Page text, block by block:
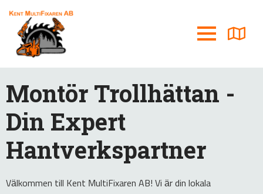
Montör Trollhättan -
Din Expert
Hantverkspartner
Välkommen till Kent MultiFixaren AB! Vi är din lokala